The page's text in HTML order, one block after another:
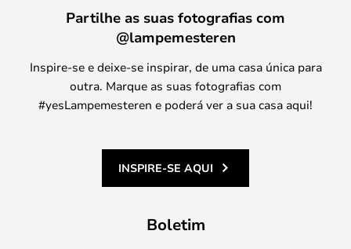
Partilhe as suas fotografias com
@lampemesteren
Inspire-se e deixe-se inspirar, de uma casa única para
outra. Marque as suas fotografias com
#yesLampemesteren e poderá ver a sua casa aqui!
INSPIRE-SE AQUI
Boletim